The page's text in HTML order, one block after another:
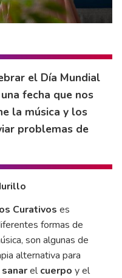
el Día Mundial
fecha que nos
la música y los
problemas de
Curativos es
formas de
son algunas de
alternativa para
sanarelcuerpo y el